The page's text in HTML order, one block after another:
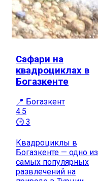
Сафари на
квадроциклах в
Богазкенте
📍 Богазкент
4.5
🕒 3
Квадроциклы в
Богазкенте — одно из
самых популярных
развлечений на